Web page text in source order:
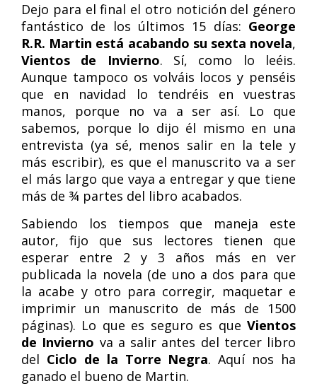
Dejo para el final el otro notición del género
fantástico de los últimos 15 días: George
R.R. Martin está acabando su sexta novela,
Vientos de Invierno. Sí, como lo leéis.
Aunque tampoco os volváis locos y penséis
que en navidad lo tendréis en vuestras
manos, porque no va a ser así. Lo que
sabemos, porque lo dijo él mismo en una
entrevista (ya sé, menos salir en la tele y
más escribir), es que el manuscrito va a ser
el más largo que vaya a entregar y que tiene
más de ¾ partes del libro acabados.
Sabiendo los tiempos que maneja este
autor, fijo que sus lectores tienen que
esperar entre 2 y 3 años más en ver
publicada la novela (de uno a dos para que
la acabe y otro para corregir, maquetar e
imprimir un manuscrito de más de 1500
páginas). Lo que es seguro es que Vientos
de Invierno va a salir antes del tercer libro
del Ciclo de la Torre Negra. Aquí nos ha
ganado el bueno de Martin.